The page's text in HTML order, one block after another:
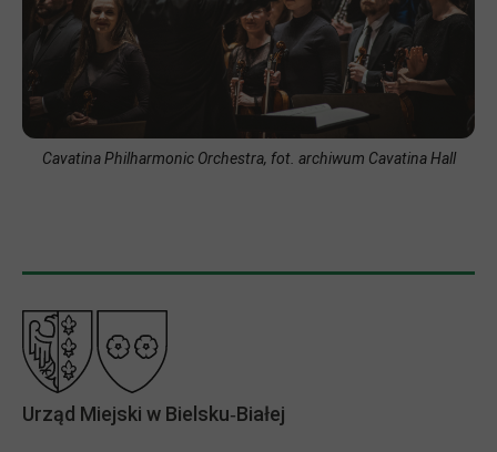
Cavatina Philharmonic Orchestra, fot. archiwum Cavatina Hall
Urząd Miejski w Bielsku‑Białej